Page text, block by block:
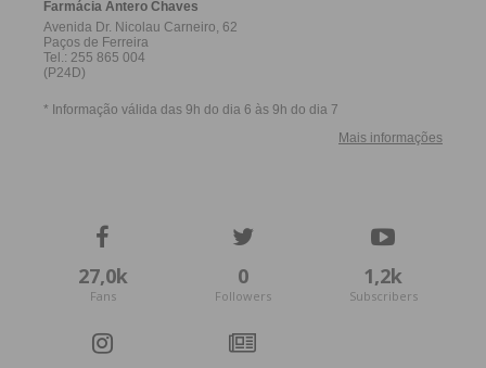
27,0k
Fans
0
Followers
1,2k
Subscribers